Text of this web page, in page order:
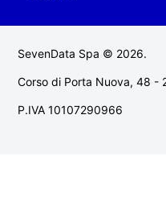
SevenData Spa © 2026.
Corso di Porta Nuova, 48 -
P.IVA 10107290966